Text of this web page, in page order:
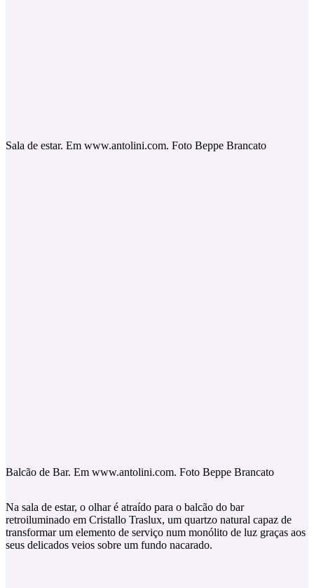
Sala de estar. Em www.antolini.com. Foto Beppe Brancato
Balcão de Bar. Em www.antolini.com. Foto Beppe Brancato
Na sala de estar, o olhar é atraído para o balcão do bar
retroiluminado em Cristallo Traslux, um quartzo natural capaz de
transformar um elemento de serviço num monólito de luz graças aos
seus delicados veios sobre um fundo nacarado.